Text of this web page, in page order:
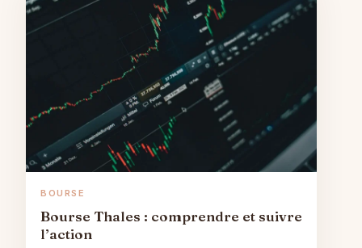
BOURSE
Bourse Thales : comprendre et suivre
l’action